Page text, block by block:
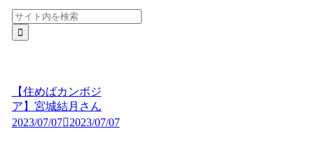
【住めばカンボジ
ア】宮城結月さん
2023/07/07
2023/07/07